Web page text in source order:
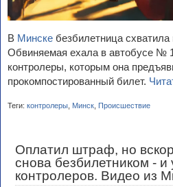
В Минске безбилетница
Обвиняемая ехала в автобусе №
контролеры, которым она
прокомпостированный билет.
Теги: контролеры Минск Происшествие
Оплатил штраф, но
снова безбилетником - и
контролеров. Видео из